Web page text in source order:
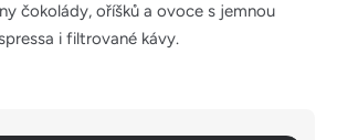
čokolády, oříšků a ovoce s jemnou
i filtrované kávy.